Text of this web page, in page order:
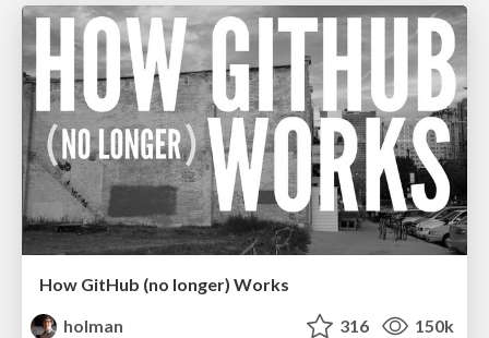
How GitHub (no longer) Works
holman
316 150k